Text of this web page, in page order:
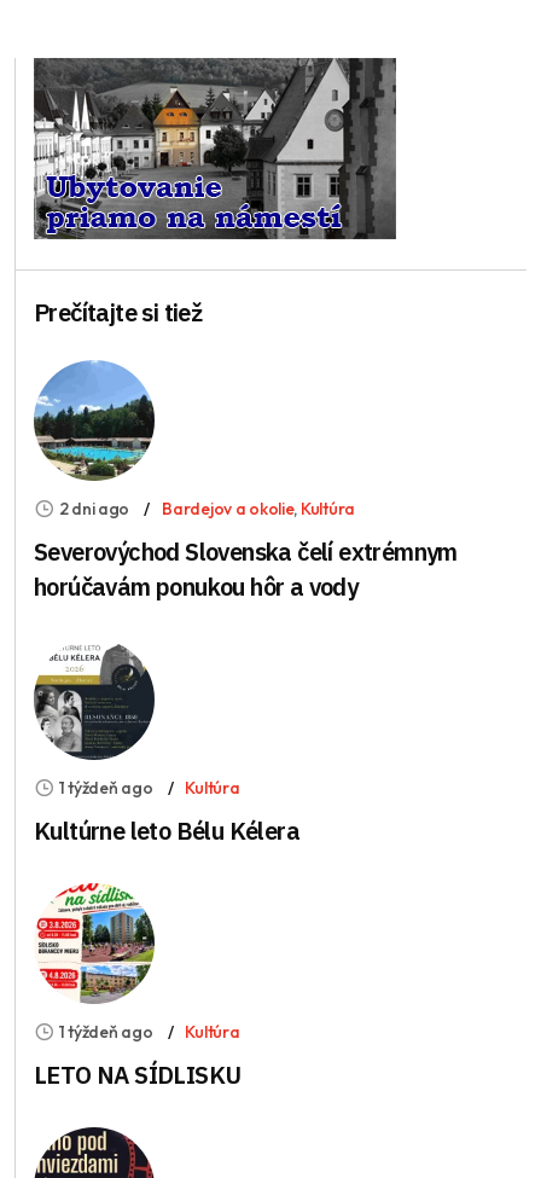
Prečítajte si tiež
2 dni ago Bardejov a okolie, Kultúra
Severovýchod Slovenska čelí extrémnym
horúčavám ponukou hôr a vody
1 týždeň ago Kultúra
Kultúrne leto Bélu Kélera
1 týždeň ago Kultúra
LETO NA SÍDLISKU